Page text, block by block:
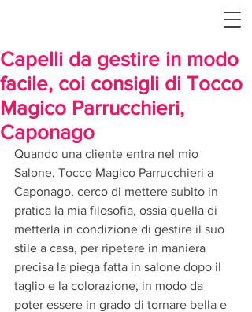
Capelli da gestire in modo
facile, coi consigli di Tocco
Magico Parrucchieri,
Caponago
Quando una cliente entra nel mio
Salone, Tocco Magico Parrucchieri a
Caponago, cerco di mettere subito in
pratica la mia filosofia, ossia quella di
metterla in condizione di gestire il suo
stile a casa, per ripetere in maniera
precisa la piega fatta in salone dopo il
taglio e la colorazione, in modo da
poter essere in grado di tornare bella e